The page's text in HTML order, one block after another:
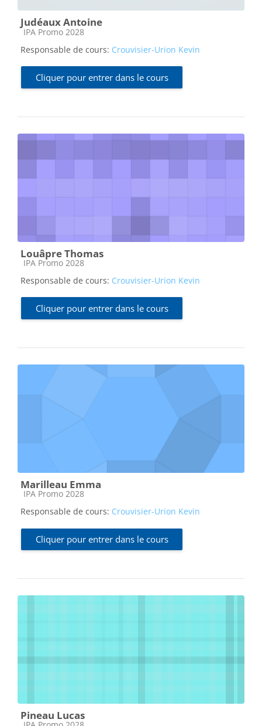
Judéaux Antoine
Catégorie de cours
IPA Promo 2028
Responsable de cours: Crouvisier-Urion Kevin
Cliquer pour entrer dans le cours
Louâpre Thomas
Catégorie de cours
IPA Promo 2028
Responsable de cours: Crouvisier-Urion Kevin
Cliquer pour entrer dans le cours
Marilleau Emma
Catégorie de cours
IPA Promo 2028
Responsable de cours: Crouvisier-Urion Kevin
Cliquer pour entrer dans le cours
Pineau Lucas